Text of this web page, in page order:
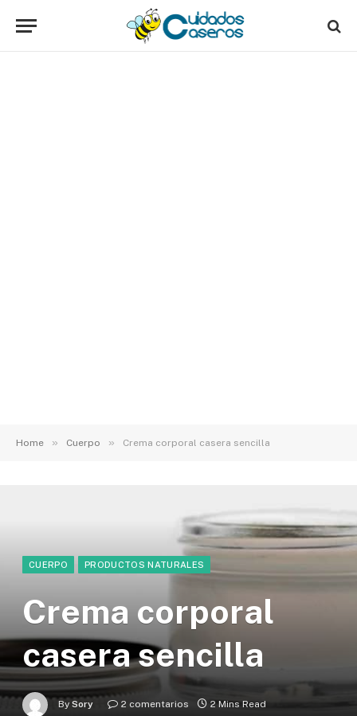
Home » Cuerpo » Crema corporal casera sencilla
CUERPO PRODUCTOS NATURALES
Crema corporal
casera sencilla
By Sory 2 comentarios 2 Mins Read